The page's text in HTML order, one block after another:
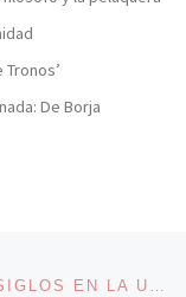
De Borja